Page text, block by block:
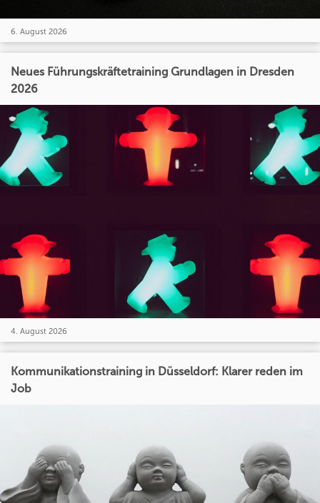
6. August 2026
Neues Führungskräftetraining Grundlagen in Dresden
2026
4. August 2026
Kommunikationstraining in Düsseldorf: Klarer reden im
Job